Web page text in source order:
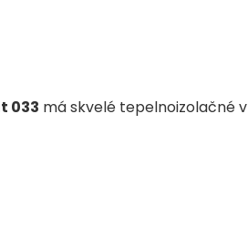
033 má skvelé tepelnoizolačné